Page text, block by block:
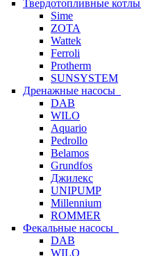
Твердотопливные котлы
Sime
ZOTA
Wattek
Ferroli
Protherm
SUNSYSTEM
Дренажные насосы
DAB
WILO
Aquario
Pedrollo
Belamos
Grundfos
Джилекс
UNIPUMP
Millennium
ROMMER
Фекальные насосы
DAB
WILO